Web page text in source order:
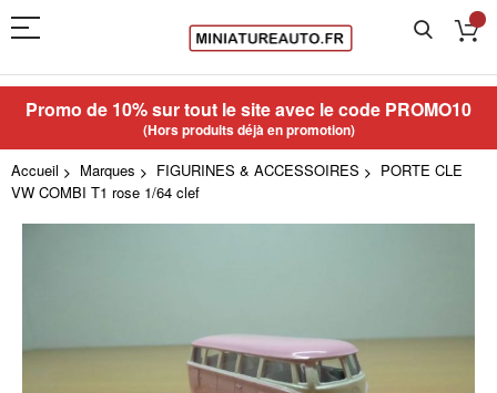
Promo de 10% sur tout le site avec le code PROMO10
(Hors produits déjà en promotion)
Accueil Marques FIGURINES & ACCESSOIRES
PORTE CLE
VW COMBI T1 rose 1/64 clef
images